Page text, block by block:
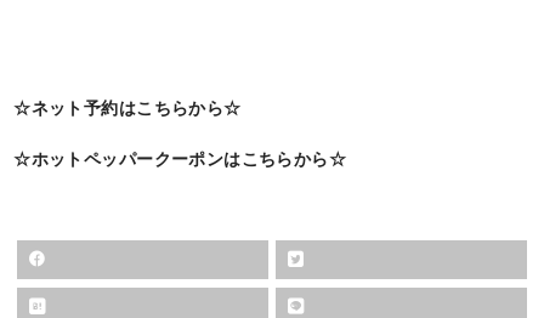
☆ネット予約はこちらから☆
☆ホットペッパークーポンはこちらから☆